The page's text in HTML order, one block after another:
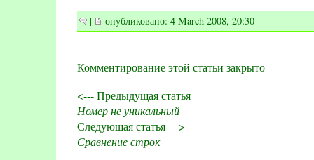
| опубликовано: 4 March 2008, 20:30
Комментирование этой статьи закрыто
<--- Предыдущая статья
Номер не уникальный
Следующая статья --->
Сравнение строк